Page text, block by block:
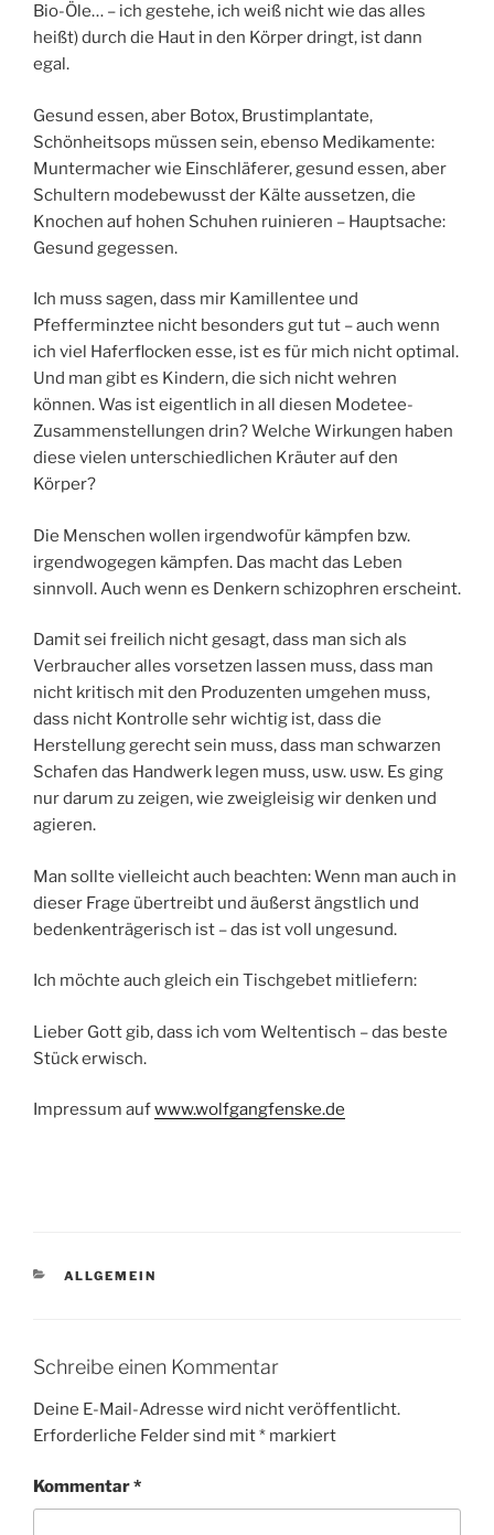
Bio-Öle… – ich gestehe, ich weiß nicht wie das alles
heißt) durch die Haut in den Körper dringt, ist dann
egal.
Gesund essen, aber Botox, Brustimplantate,
Schönheitsops müssen sein, ebenso Medikamente:
Muntermacher wie Einschläferer, gesund essen, aber
Schultern modebewusst der Kälte aussetzen, die
Knochen auf hohen Schuhen ruinieren – Hauptsache:
Gesund gegessen.
Ich muss sagen, dass mir Kamillentee und
Pfefferminztee nicht besonders gut tut – auch wenn
ich viel Haferflocken esse, ist es für mich nicht optimal.
Und man gibt es Kindern, die sich nicht wehren
können. Was ist eigentlich in all diesen Modetee-
Zusammenstellungen drin? Welche Wirkungen haben
diese vielen unterschiedlichen Kräuter auf den
Körper?
Die Menschen wollen irgendwofür kämpfen bzw.
irgendwogegen kämpfen. Das macht das Leben
sinnvoll. Auch wenn es Denkern schizophren erscheint.
Damit sei freilich nicht gesagt, dass man sich als
Verbraucher alles vorsetzen lassen muss, dass man
nicht kritisch mit den Produzenten umgehen muss,
dass nicht Kontrolle sehr wichtig ist, dass die
Herstellung gerecht sein muss, dass man schwarzen
Schafen das Handwerk legen muss, usw. usw. Es ging
nur darum zu zeigen, wie zweigleisig wir denken und
agieren.
Man sollte vielleicht auch beachten: Wenn man auch in
dieser Frage übertreibt und äußerst ängstlich und
bedenkenträgerisch ist – das ist voll ungesund.
Ich möchte auch gleich ein Tischgebet mitliefern:
Lieber Gott gib, dass ich vom Weltentisch – das beste
Stück erwisch.
Impressum aufwww.wolfgangfenske.de
KATEGORIEN
ALLGEMEIN
Schreibe einen Kommentar
Deine E-Mail-Adresse wird nicht veröffentlicht.
Erforderliche Felder sind mit* markiert
Kommentar*